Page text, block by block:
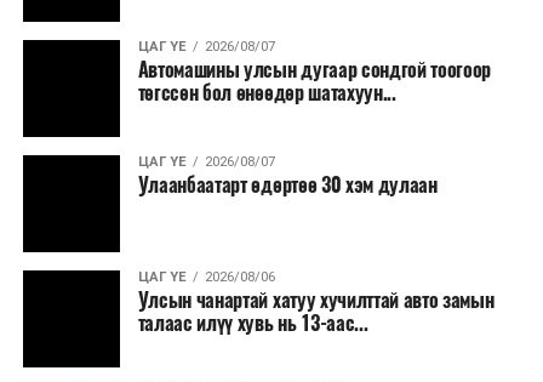
ЦАГ ҮЕ 2026/08/07
Автомашины улсын дугаар сондгой тоогоор
төгссөн бол өнөөдөр шатахуун...
ЦАГ ҮЕ 2026/08/07
Улаанбаатарт өдөртөө 30 хэм дулаан
ЦАГ ҮЕ 2026/08/06
Улсын чанартай хатуу хучилттай авто замын
талаас илүү хувь нь 13-аас...